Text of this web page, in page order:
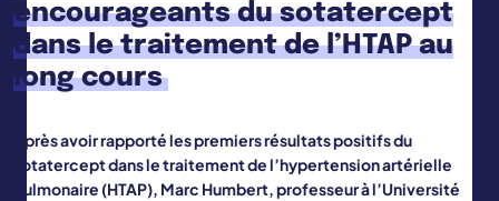
encourageants du sotatercept
dans le traitement de l’HTAP au
long cours
Après avoir rapporté les premiers résultats positifs du
sotatercept dans le traitement de l’hypertension artérielle
pulmonaire (HTAP), Marc Humbert, professeur à l’Université